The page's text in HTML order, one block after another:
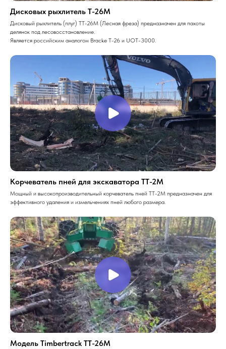
Дисковых рыхлитель Т-26М
Дисковый рыхлитель (плуг) ТТ-26М (Лесная фреза) предназначен для пахоты
делянок под лесовосстановление.
Является российским аналогом Bracke Т-26 и UOT-3000.
Корчеватель пней для экскаватора ТТ-2М
Мощный и высокопроизводительный корчеватель пней ТT-2М предназначен для
эффективного удаления и измельчениях пней любого размера.
Модель Timbertrack TT-26М